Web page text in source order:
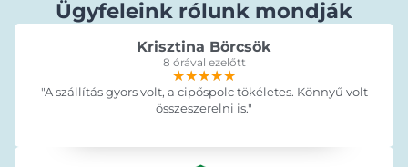
Ügyfeleink rólunk mondják
Krisztina Börcsök
8 órával ezelőtt
★★★★★
★★★★★
★★★★★
"A szállítás gyors volt, a cipőspolc tökéletes. Könnyű volt
összeszerelni is."